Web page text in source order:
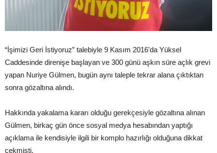
“İşimizi Geri İstiyoruz” talebiyle 9 Kasım 2016’da Yüksel
Caddesinde direnişe başlayan ve 300 günü aşkın süre açlık grevi
yapan Nuriye Gülmen, bugün aynı taleple tekrar alana çıktıktan
sonra gözaltına alındı.
Hakkında yakalama kararı olduğu gerekçesiyle gözaltına alınan
Gülmen, birkaç gün önce sosyal medya hesabından yaptığı
açıklama ile kendisiyle ilgili bir komplo hazırlığı olduğuna dikkat
çekmişti.